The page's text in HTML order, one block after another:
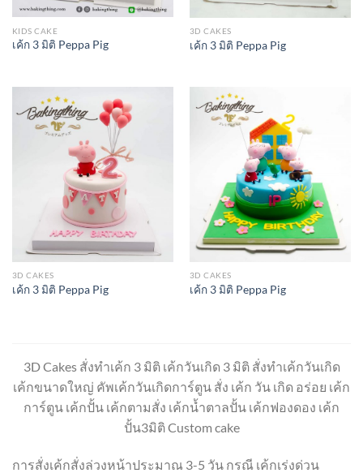
KIDS CAKE
เค้ก 3 มิติ Peppa Pig
3D CAKES
เค้ก 3 มิติ Peppa Pig
3D CAKES
เค้ก 3 มิติ Peppa Pig
3D CAKES
เค้ก 3 มิติ Peppa Pig
3D Cakes สั่งทำเค้ก 3 มิติ เค้กวันเกิด 3 มิติ สั่งทำเค้กวันเกิด
เค้กขนาดใหญ่ คัพเค้กวันเกิดการ์ตูน สั่ง เค้ก วัน เกิด อร่อย เค้ก
การ์ตูน เค้กปั้น เค้กตามสั่ง เค้กน้ำตาลปั้น เค้กฟองดอง เค้ก
ปั้น3มิติ Custom cake
การสั่งเค้กสั่งล่วงหน้าประมาณ 3-5 วัน กรณี เค้กเร่งด่วน